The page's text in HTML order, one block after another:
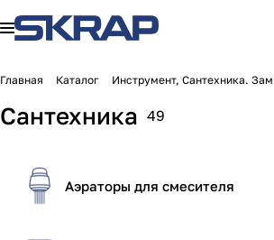
Главная Каталог Инструмент, Сантехника.
Сантехника 49
Аэраторы для смесителя